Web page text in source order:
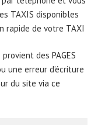
TAXIS disponibles
rapide de votre TAXI
provient des PAGES
une erreur d’écriture
du site via ce